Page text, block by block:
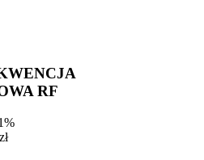
RF